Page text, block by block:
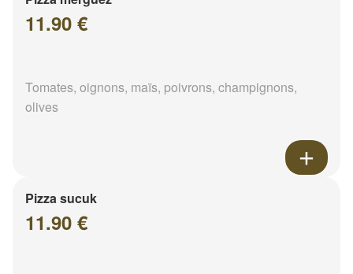
11.90 €
Tomates, oignons, maïs, poivrons, champignons,
olives
Pizza sucuk
11.90 €